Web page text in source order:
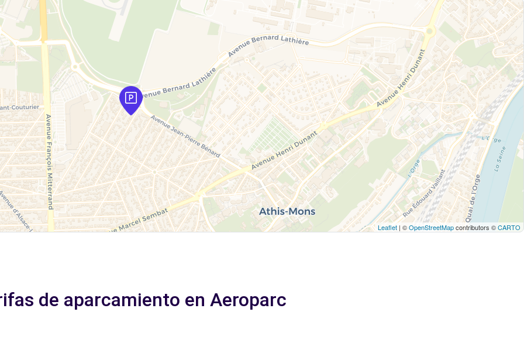
Leaflet | ©OpenStreetMapcontributors ©CARTO
de aparcamiento en Aeroparc